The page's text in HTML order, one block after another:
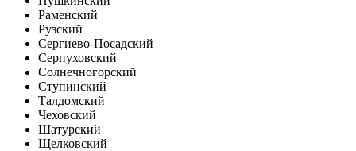
Раменский
Рузский
Сергиево-Посадский
Серпуховский
Солнечногорский
Ступинский
Талдомский
Чеховский
Шатурский
Щелковский